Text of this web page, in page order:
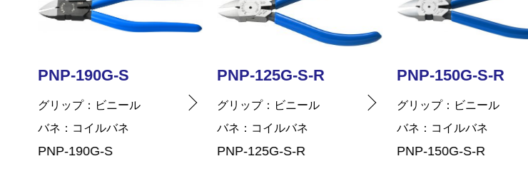
PNP-125G-S-R
グリップ
ビニール
バネ
コイルバネ
PNP-125G-S-R
PNP-150G-S-R
グリップ
ビニール
バネ
コイルバネ
PNP-150G-S-R
PNP-190G-S-R
グリップ
ビニール
バネ
コイルバネ
PNP-190G-S-R